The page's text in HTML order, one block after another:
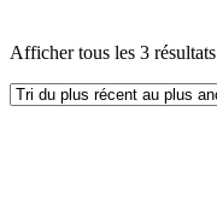
Afficher tous les 3 résultats